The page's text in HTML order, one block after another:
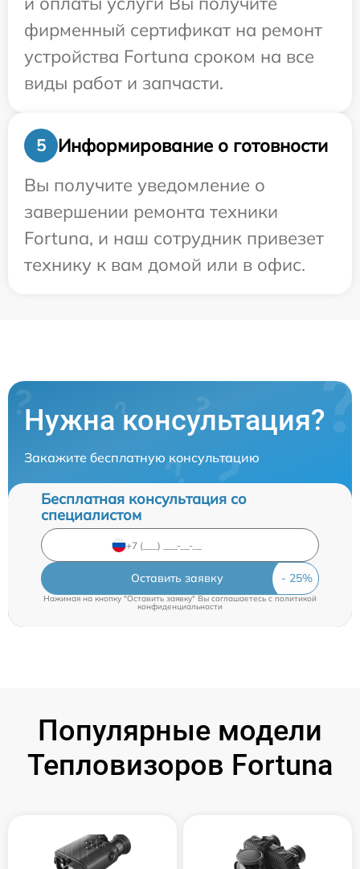
фирменный сертификат на ремонт
устройства Fortuna сроком на все
виды работ и запчасти.
5
Информирование о готовности
Вы получите уведомление о
завершении ремонта техники
Fortuna, и наш сотрудник привезет
технику к вам домой или в офис.
Нужна консультация?
Закажите бесплатную консультацию
Бесплатная консультация со
специалистом
Оставить заявку
Нажимая на кнопку "Оставить заявку" Вы соглашаетесь c политикой
конфиденциальности
Популярные модели
Тепловизоров Fortuna